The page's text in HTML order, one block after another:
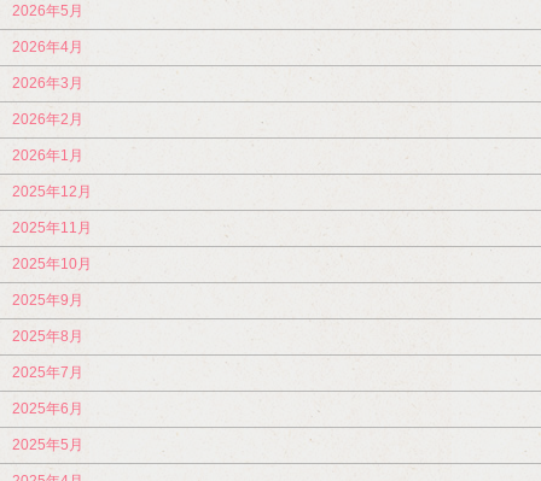
2026年5月
2026年4月
2026年3月
2026年2月
2026年1月
2025年12月
2025年11月
2025年10月
2025年9月
2025年8月
2025年7月
2025年6月
2025年5月